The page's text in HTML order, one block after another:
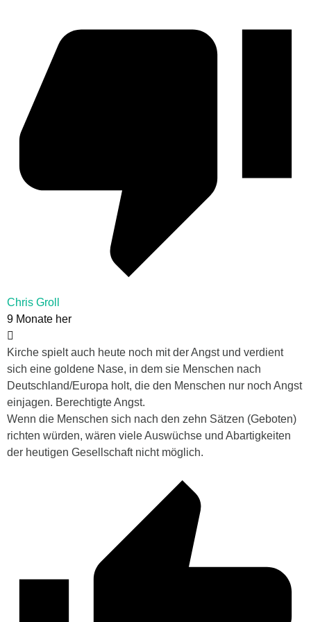
Chris Groll
9 Monate her
Kirche spielt auch heute noch mit der Angst und verdient
sich eine goldene Nase, in dem sie Menschen nach
Deutschland/Europa holt, die den Menschen nur noch Angst
einjagen. Berechtigte Angst.
Wenn die Menschen sich nach den zehn Sätzen (Geboten)
richten würden, wären viele Auswüchse und Abartigkeiten
der heutigen Gesellschaft nicht möglich.